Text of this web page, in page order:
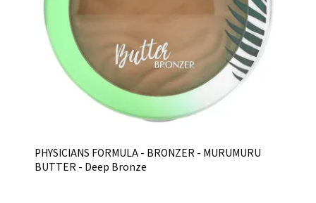
PHYSICIANS FORMULA - BRONZER - MURUMURU
BUTTER - Deep Bronze